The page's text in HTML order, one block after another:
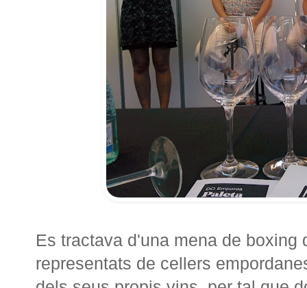
Es tractava d'una mena de
representats de cellers